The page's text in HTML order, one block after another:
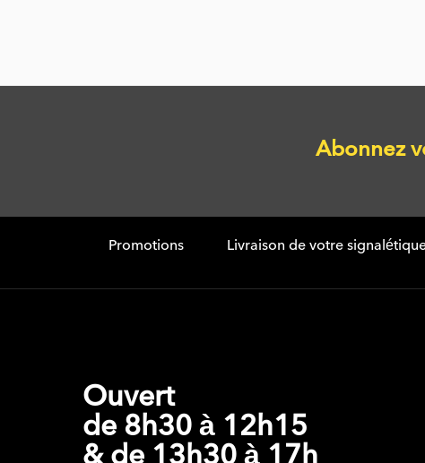
Abonnez
Promotions Livraison de votre
Ouvert
de 8h30 à 12h15
& de 13h30 à 17h